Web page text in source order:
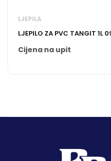
LJEPILA
LJEPILO ZA PVC TANGIT 1L
Cijena na upit